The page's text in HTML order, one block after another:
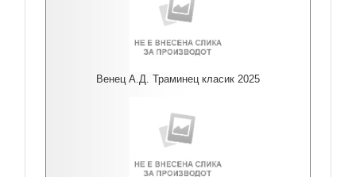
Венец А.Д. Траминец класик 2025